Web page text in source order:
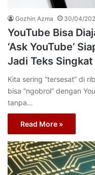
Gozhin Azma 30/04/
YouTube Bisa
‘Ask YouTube’
Jadi Teks Singkat
Kita sering “tersesat” di
bisa “ngobrol” dengan
tanpa…
Read More »